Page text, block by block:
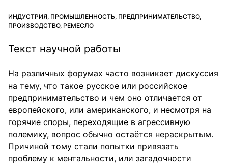
ИНДУСТРИЯ, ПРОМЫШЛЕННОСТЬ, ПРЕДПРИНИМАТЕЛЬСТВО,
ПРОИЗВОДСТВО, РЕМЕСЛО
Текст научной работы
На различных форумах часто возникает дискуссия
на тему, что такое русское или российское
предпринимательство и чем оно отличается от
европейского, или американского, и несмотря на
горячие споры, переходящие в агрессивную
полемику, вопрос обычно остаётся нераскрытым.
Причиной тому стали попытки привязать
проблему к ментальности, или загадочности